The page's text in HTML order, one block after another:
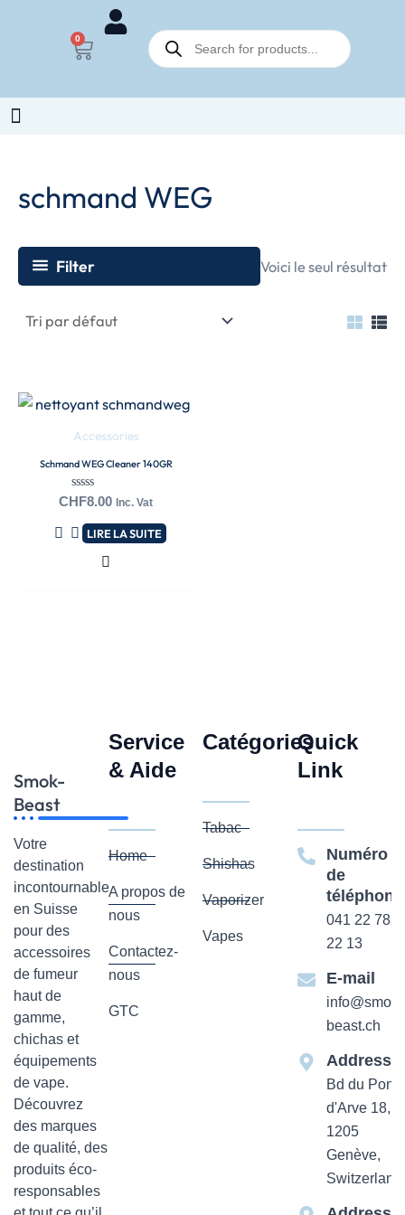
0
Panier
Recherche
de
produits
schmand WEG
Filter Voici le seul résultat
Accessories
Schmand WEG Cleaner 140GR
Note
sur
5
CHF8.00 Inc. Vat
LIRE LA SUITE
Smok-
Beast
Votre
destination
incontournable
en Suisse
pour des
accessoires
de fumeur
haut de
gamme,
chichas et
équipements
de vape.
Découvrez
des marques
de qualité, des
produits éco-
responsables
Service
& Aide
Home
A propos de
nous
Contactez-
nous
GTC
Catégories
Tabac
Shishas
Vaporizer
Vapes
Quick
Link
Numéro
de
téléphone
041 22 782
22 13
E-mail
info@smok-
beast.ch
Addresse
Bd du Pont-
d'Arve 18,
1205
Genève,
Switzerland